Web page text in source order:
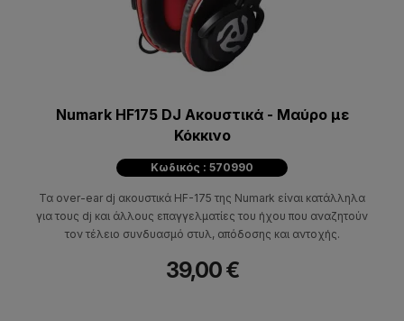
Numark HF175 DJ Ακουστικά - Μαύρο με
Κόκκινο
Κωδικός : 570990
Τα over-ear dj ακουστικά HF-175 της Numark είναι κατάλληλα
για τους dj και άλλους επαγγελματίες του ήχου που αναζητούν
τον τέλειο συνδυασμό στυλ, απόδοσης και αντοχής.
39,00 €